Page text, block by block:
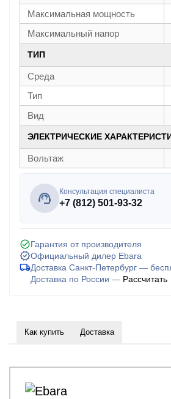
Максимальная мощность
Максимальный напор
ТИП
Среда
Тип
Вид
ЭЛЕКТРИЧЕСКИЕ
Вольтаж
Консультация специалиста
+7 (812) 501-93-32
Гарантия от производителя
Официальный дилер Ebara
Доставка Санкт-Петербург —
Доставка по России — Рассчитать
Как купить Доставка